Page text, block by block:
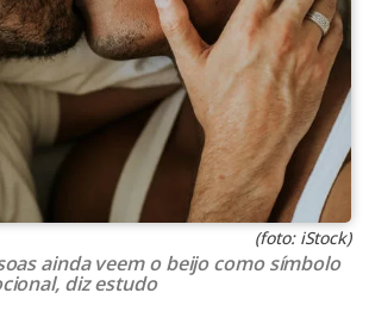
(foto: iStock)
ainda veem o beijo como símbolo
diz estudo